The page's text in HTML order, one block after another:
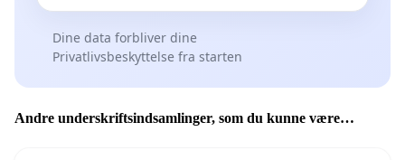
Dine data forbliver dine
Privatlivsbeskyttelse fra starten
Andre underskriftsindsamlinger, som du kunne være